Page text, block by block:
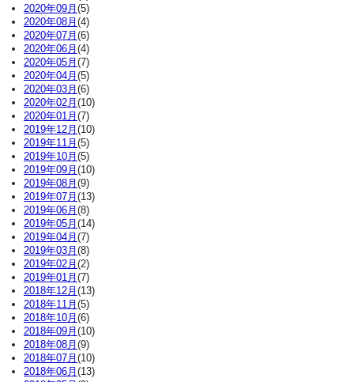
2020年09月(5)
2020年08月(4)
2020年07月(6)
2020年06月(4)
2020年05月(7)
2020年04月(5)
2020年03月(6)
2020年02月(10)
2020年01月(7)
2019年12月(10)
2019年11月(5)
2019年10月(5)
2019年09月(10)
2019年08月(9)
2019年07月(13)
2019年06月(8)
2019年05月(14)
2019年04月(7)
2019年03月(8)
2019年02月(2)
2019年01月(7)
2018年12月(13)
2018年11月(5)
2018年10月(6)
2018年09月(10)
2018年08月(9)
2018年07月(10)
2018年06月(13)